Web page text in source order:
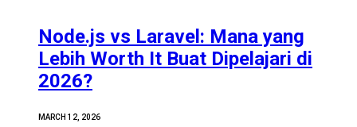
Node.js vs Laravel: Mana yang
Lebih Worth It Buat Dipelajari di
2026?
MARCH 12, 2026